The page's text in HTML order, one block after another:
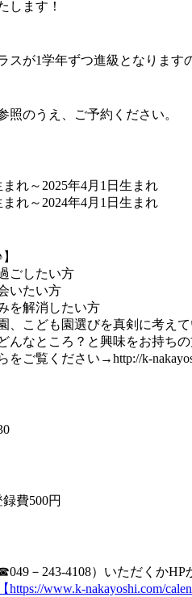
します！
スが1学年ずつ進級となります
照のうえ、ご予約ください。
れ～2025年4月1日生まれ
れ～2024年4月1日生まれ
ごしたい方
いたい方
を解消したい方
、こども園選びを真剣に考え
んなところ？と興味をお持ち
をご覧ください→http://k-
費500円
－243-4108）いただくかHP
https://www.k-nakayoshi.com/